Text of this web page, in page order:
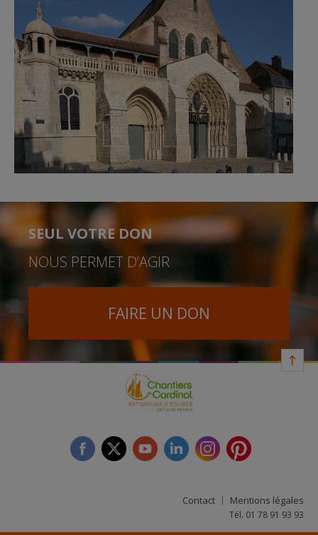
SEUL VOTRE DON
NOUS PERMET D’AGIR
FAIRE UN DON
facebooktwitter youtube linkedin instagram
Contact Mentions légales
Tél. 01 78 91 93 93